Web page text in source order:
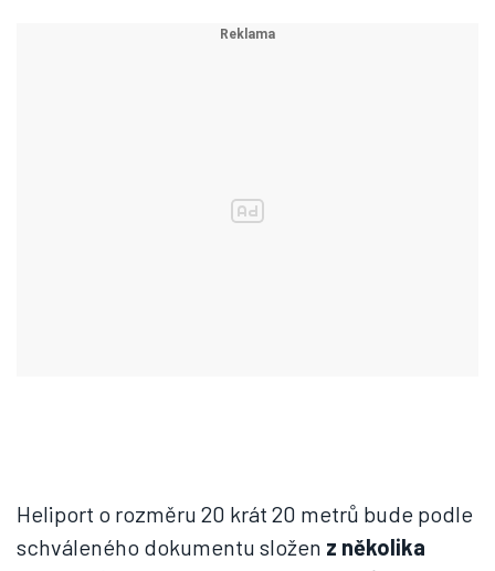
Heliport o rozměru 20 krát 20 metrů bude podle
schváleného dokumentu složen z několika